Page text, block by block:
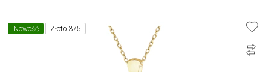
Nowość Złoto 375